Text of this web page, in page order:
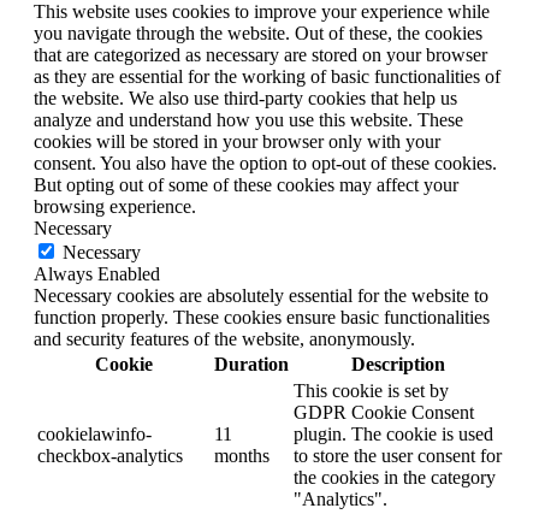
This website uses cookies to improve your experience while
you navigate through the website. Out of these, the cookies
that are categorized as necessary are stored on your browser
as they are essential for the working of basic functionalities of
the website. We also use third-party cookies that help us
analyze and understand how you use this website. These
cookies will be stored in your browser only with your
consent. You also have the option to opt-out of these cookies.
But opting out of some of these cookies may affect your
browsing experience.
Necessary
Necessary
Always Enabled
Necessary cookies are absolutely essential for the website to
function properly. These cookies ensure basic functionalities
and security features of the website, anonymously.
Cookie
Duration Description
cookielawinfo-
checkbox-analytics
11
months
This cookie is set by
GDPR Cookie Consent
plugin. The cookie is used
to store the user consent for
the cookies in the category
"Analytics".